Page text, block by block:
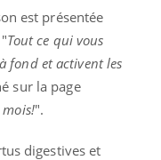
est présentée
Tout ce qui vous
fond et activent les
sur la page
".
digestives et